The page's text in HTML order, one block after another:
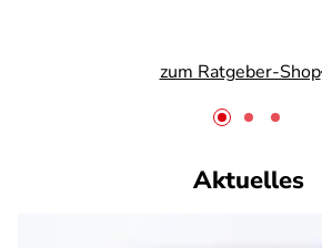
zum Ratgeber-Shop
Aktuelles